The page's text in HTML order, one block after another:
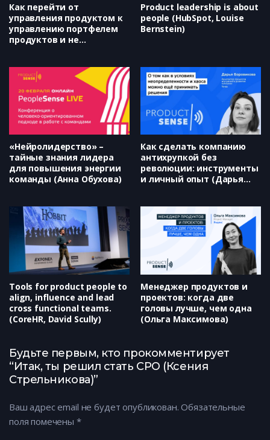
Как перейти от
управления продуктом к
управлению портфелем
продуктов и не
Ярославцева)
Product leadership is about
people (HubSpot, Louise
Bernstein)
«Нейролидерство» –
тайные знания лидера
для повышения энергии
команды (Анна Обухова)
Как сделать компанию
антихрупкой без
революции: инструменты
и личный опыт (Дарья
Tools for product people to
align, influence and lead
cross functional teams.
(CoreHR, David Scully)
Менеджер продуктов и
проектов: когда две
головы лучше, чем одна
(Ольга Максимова)
Будьте первым, кто прокомментирует
“Итак, ты решил стать СРО (Ксения
Стрельникова)”
Ваш адрес email не будет опубликован. Обязательные
поля помечены *